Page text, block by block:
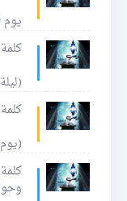
يوم 9 رجب 1433 هجرية
(ليلة 3 رجب 1433
(يوم 2 رجب 1433